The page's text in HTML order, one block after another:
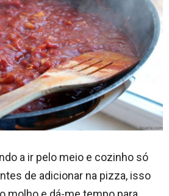
a ir pelo meio e cozinho só
de adicionar na pizza, isso